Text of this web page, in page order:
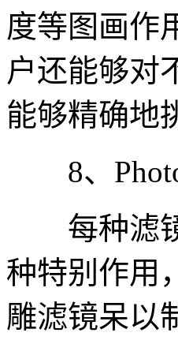
度等图画作
户还能够对
能够精确地
8、
每种滤镜
种特别作用
雕滤镜呆以